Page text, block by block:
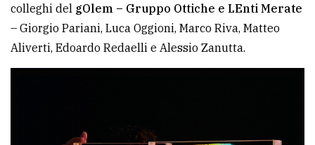
colleghi del gOlem – Gruppo Ottiche e LEnti Merate
– Giorgio Pariani, Luca Oggioni, Marco Riva, Matteo
Aliverti, Edoardo Redaelli e Alessio Zanutta.